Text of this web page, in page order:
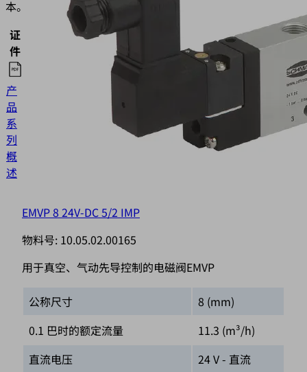
本。
证
件
产
品
系
列
概
述
EMVP 8 24V-DC 5/2 IMP
物料号: 10.05.02.00165
用于真空、气动先导控制的电磁阀EMVP
公称尺寸
8 (mm)
0.1 巴时的额定流量
11.3 (m³/h)
直流电压
24 V - 直流